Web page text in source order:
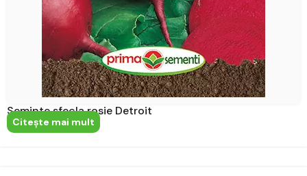
Seminte sfecla rosie Detroit
Citeşte mai mult